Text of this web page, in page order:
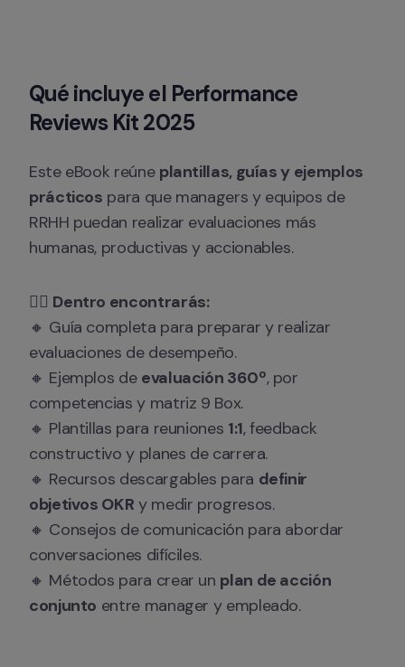
Qué incluye el Performance
Reviews Kit 2025
Este eBook reúne plantillas, guías y ejemplos
prácticos para que managers y equipos de
RRHH puedan realizar evaluaciones más
humanas, productivas y accionables.
👉🏻 Dentro encontrarás:
🔸 Guía completa para preparar y realizar
evaluaciones de desempeño.
🔸 Ejemplos de evaluación 360º, por
competencias y matriz 9 Box.
🔸 Plantillas para reuniones 1:1, feedback
constructivo y planes de carrera.
🔸 Recursos descargables para definir
objetivos OKR y medir progresos.
🔸 Consejos de comunicación para abordar
conversaciones difíciles.
🔸 Métodos para crear un plan de acción
conjunto entre manager y empleado.